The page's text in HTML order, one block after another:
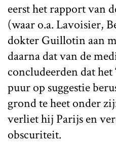
eerst het rapport van
(waar o.a. Lavoisier,
dokter Guillotin aan
daarna dat van de
concludeerden dat
puur op suggestie
grond te heet onder
verliet hij Parijs en
obscuriteit.